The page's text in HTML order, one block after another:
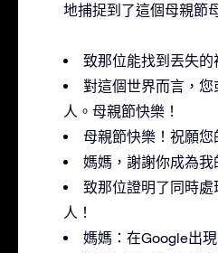
地捕捉到了這個母親節
致那位能找到丟失
對這個世界而言，
人。母親節快樂！
母親節快樂！祝願
媽媽，謝謝你成為我
致那位證明了同時
人！
媽媽：在Google出